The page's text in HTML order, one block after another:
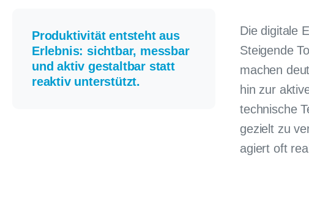
Produktivität entsteht aus
Erlebnis: sichtbar, messbar
und aktiv gestaltbar statt
reaktiv unterstützt.
Die digitale
Steigende
machen
hin zur
technische
gezielt zu
agiert oft